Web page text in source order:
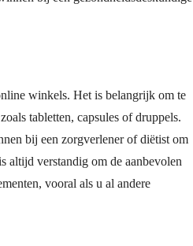
winkels. Het is belangrijk om te
tabletten, capsules of druppels.
bij een zorgverlener of diëtist om
altijd verstandig om de aanbevolen
vooral als u al andere